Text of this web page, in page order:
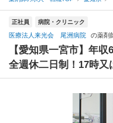
正社員 病院・クリニック
医療法人来光会 尾洲病院 の薬剤
【愛知県一宮市】年
全週休二日制！17時又